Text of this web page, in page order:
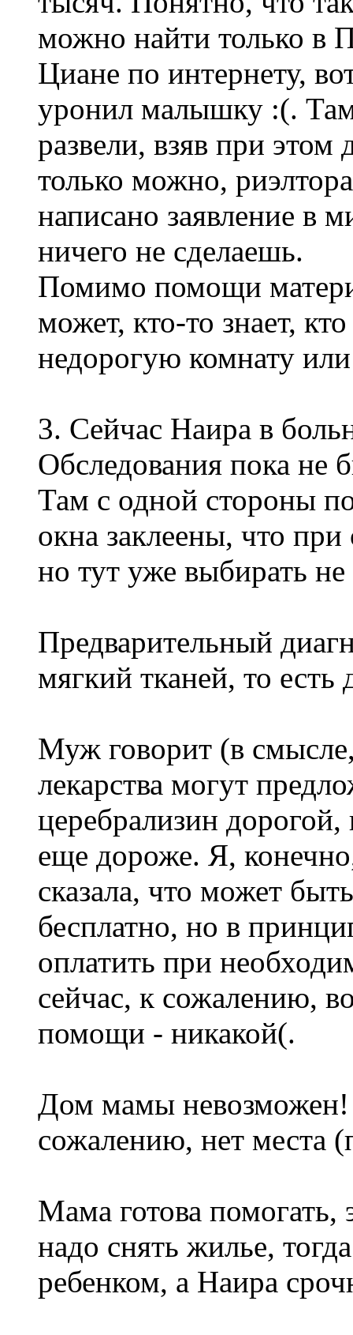
можно найти только в
Циане по интернету,
уронил малышку :(.
развели, взяв при этом
только можно,
написано заявление в
ничего не сделаешь.
Помимо помощи
может, кто-то знает,
недорогую комнату
3. Сейчас Наира в
Обследования пока не
Там с одной стороны
окна заклеены, что
но тут уже выбирать
Предварительный
мягкий тканей, то
Муж говорит (в
лекарства могут
церебрализин дорогой,
еще дороже. Я,
сказала, что может
бесплатно, но в
оплатить при
сейчас, к сожалению,
помощи - никакой(.
Дом мамы
сожалению, нет места
Мама готова помогать,
надо снять жилье,
ребенком, а Наира